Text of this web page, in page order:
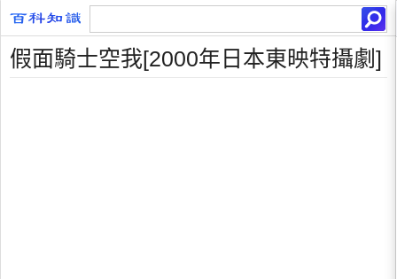
假面騎士空我[2000年日本東映特攝劇]